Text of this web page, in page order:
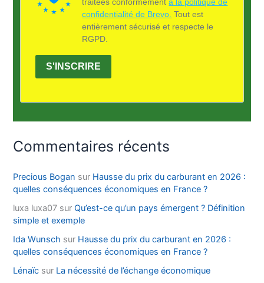
confidentialité de Brevo. Tout est
entièrement sécurisé et respecte le
RGPD.
S'INSCRIRE
Commentaires récents
Precious Bogan sur Hausse du prix du carburant en 2026 :
quelles conséquences économiques en France ?
luxa luxa07 sur Qu’est-ce qu’un pays émergent ? Définition
simple et exemple
Ida Wunsch sur Hausse du prix du carburant en 2026 :
quelles conséquences économiques en France ?
Lénaïc sur La nécessité de l’échange économique